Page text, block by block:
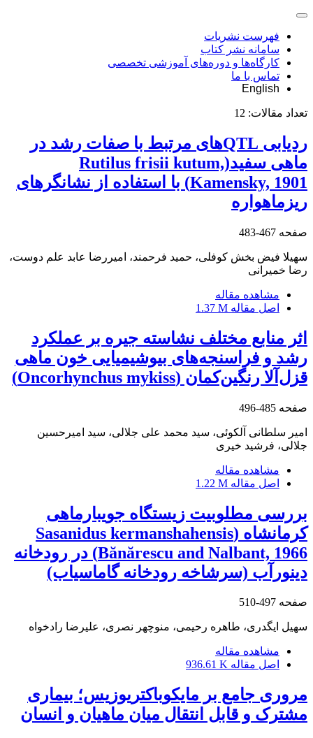
فهرست نشریات
سامانه نشر کتاب
کارگاه‌ها و دوره‌های آموزشی تخصصی
تماس با ما
English
تعداد مقالات: 12
ردیابی QTLهای مرتبط با صفات رشد در
ماهی سفید(Rutilus frisii kutum,
Kamensky, 1901) با استفاده از نشانگر‌های
ریز‌ماهواره
صفحه 467-483
سهیلا فیض بخش کوفلی، حمید فرحمند، امیررضا عابد علم دوست،
رضا خمیرانی
مشاهده مقاله
اصل مقاله 1.37 M
اثر منابع مختلف نشاسته جیره بر عملکرد
رشد و فراسنجه‌های بیوشیمیایی خون ماهی
قزل‌آلا رنگین‌کمان (Oncorhynchus mykiss)
صفحه 485-496
امیر سلطانی آلکوئی، سید محمد علی جلالی، سید امیرحسین
جلالی، فرشید خیری
مشاهده مقاله
اصل مقاله 1.22 M
بررسی مطلوبیت زیستگاه جویبارماهی
کرمانشاه (Sasanidus kermanshahensis
Bănărescu and Nalbant, 1966) در رودخانه
دینورآب (سرشاخه رودخانه گاماسیاب)
صفحه 497-510
سهیل ایگدری، طاهره رحیمی، منوچهر نصری، علیرضا رادخواه
مشاهده مقاله
اصل مقاله 936.61 K
مروری جامع بر مایکوباکتریوزیس؛ بیماری
مشترک و قابل انتقال میان ماهیان و انسان